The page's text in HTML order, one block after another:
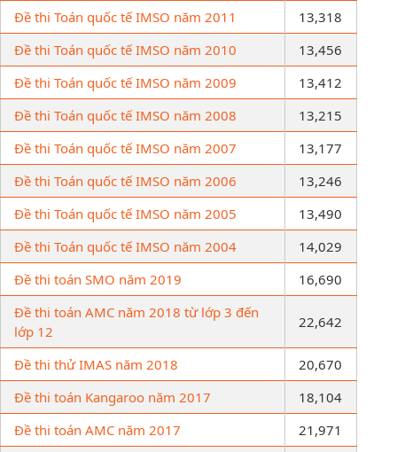
Đề thi Toán quốc tế IMSO năm 2011
13,318
Đề thi Toán quốc tế IMSO năm 2010
13,456
Đề thi Toán quốc tế IMSO năm 2009
13,412
Đề thi Toán quốc tế IMSO năm 2008
13,215
Đề thi Toán quốc tế IMSO năm 2007
13,177
Đề thi Toán quốc tế IMSO năm 2006
13,246
Đề thi Toán quốc tế IMSO năm 2005
13,490
Đề thi Toán quốc tế IMSO năm 2004
14,029
Đề thi toán SMO năm 2019
16,690
Đề thi toán AMC năm 2018 từ lớp 3 đến
lớp 12
22,642
Đề thi thử IMAS năm 2018
20,670
Đề thi toán Kangaroo năm 2017
18,104
Đề thi toán AMC năm 2017
21,971